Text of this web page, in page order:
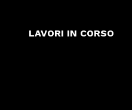
LAVORI IN CORSO